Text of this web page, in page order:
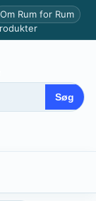
Om Rum for Rum
Søg